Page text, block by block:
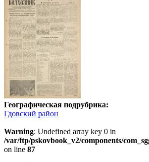
Географическая подрубрика:
Гдовский район
Warning: Undefined array key 0 in
/var/ftp/pskovbook_v2/components/
on line 87